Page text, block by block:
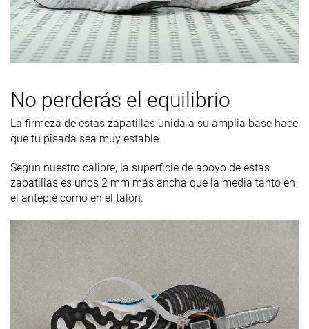
No perderás el equilibrio
La firmeza de estas zapatillas unida a su amplia base hace
que tu pisada sea muy estable.
Según nuestro calibre, la superficie de apoyo de estas
zapatillas es unos 2 mm más ancha que la media tanto en
el antepié como en el talón.